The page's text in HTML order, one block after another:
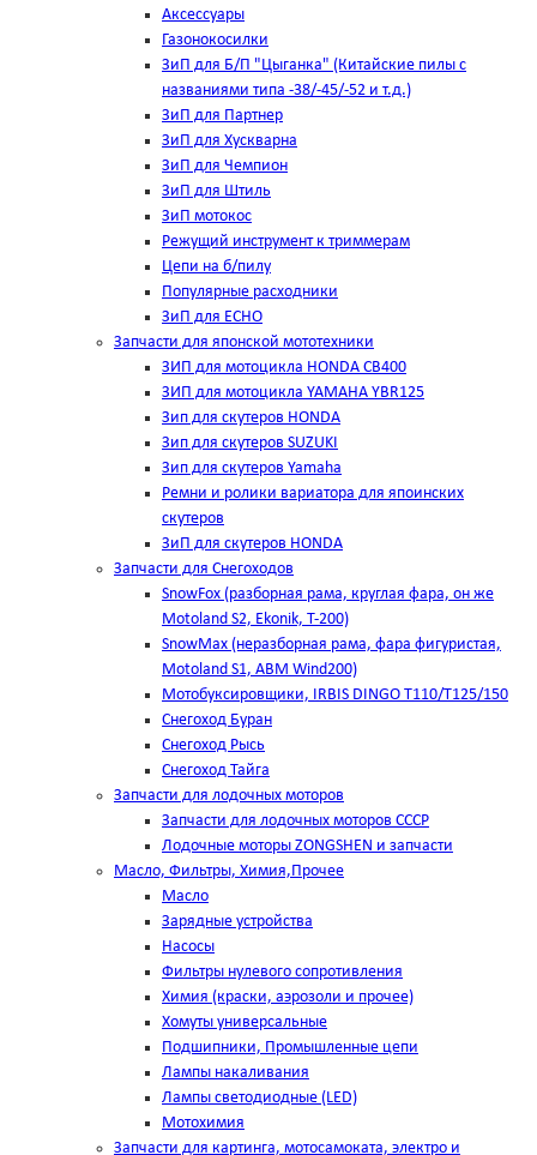
Аксессуары
Газонокосилки
ЗиП для Б/П "Цыганка" (Китайские пилы с
названиями типа -38/-45/-52 и т.д.)
ЗиП для Партнер
ЗиП для Хускварна
ЗиП для Чемпион
ЗиП для Штиль
ЗиП мотокос
Режущий инструмент к триммерам
Цепи на б/пилу
Популярные расходники
ЗиП для ЕСНО
Запчасти для японской мототехники
ЗИП для мотоцикла HONDA CB400
ЗИП для мотоцикла YAMAHA YBR125
Зип для скутеров HONDA
Зип для скутеров SUZUKI
Зип для скутеров Yamaha
Ремни и ролики вариатора для япоинских
скутеров
ЗиП для скутеров HONDA
Запчасти для Снегоходов
SnowFox (разборная рама, круглая фара, он же
Motoland S2, Ekonik, T-200)
SnowMax (неразборная рама, фара фигуристая,
Motoland S1, ABM Wind200)
Мотобуксировщики, IRBIS DINGO Т110/Т125/150
Снегоход Буран
Снегоход Рысь
Снегоход Тайга
Запчасти для лодочных моторов
Запчасти для лодочных моторов СССР
Лодочные моторы ZONGSHEN и запчасти
Масло, Фильтры, Химия,Прочее
Масло
Зарядные устройства
Насосы
Фильтры нулевого сопротивления
Химия (краски, аэрозоли и прочее)
Хомуты универсальные
Подшипники, Промышленные цепи
Лампы накаливания
Лампы светодиодные (LED)
Мотохимия
Запчасти для картинга, мотосамоката, электро и